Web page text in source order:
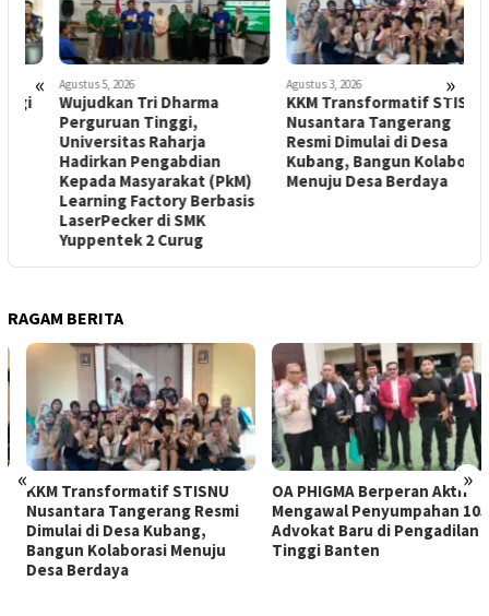
« »
Agustus 5, 2026
Wujudkan Tri Dharma
Perguruan Tinggi,
Universitas Raharja
Hadirkan Pengabdian
Kepada Masyarakat (PkM)
Learning Factory Berbasis
LaserPecker di SMK
Yuppentek 2 Curug
Agustus 3, 2026
KKM Transformatif STISNU
Nusantara Tangerang
Resmi Dimulai di Desa
Kubang, Bangun Kolaborasi
Menuju Desa Berdaya
RAGAM BERITA
« »
KKM Transformatif STISNU
Nusantara Tangerang Resmi
Dimulai di Desa Kubang,
Bangun Kolaborasi Menuju
Desa Berdaya
OA PHIGMA Berperan Aktif
Mengawal Penyumpahan 105
Advokat Baru di Pengadilan
Tinggi Banten